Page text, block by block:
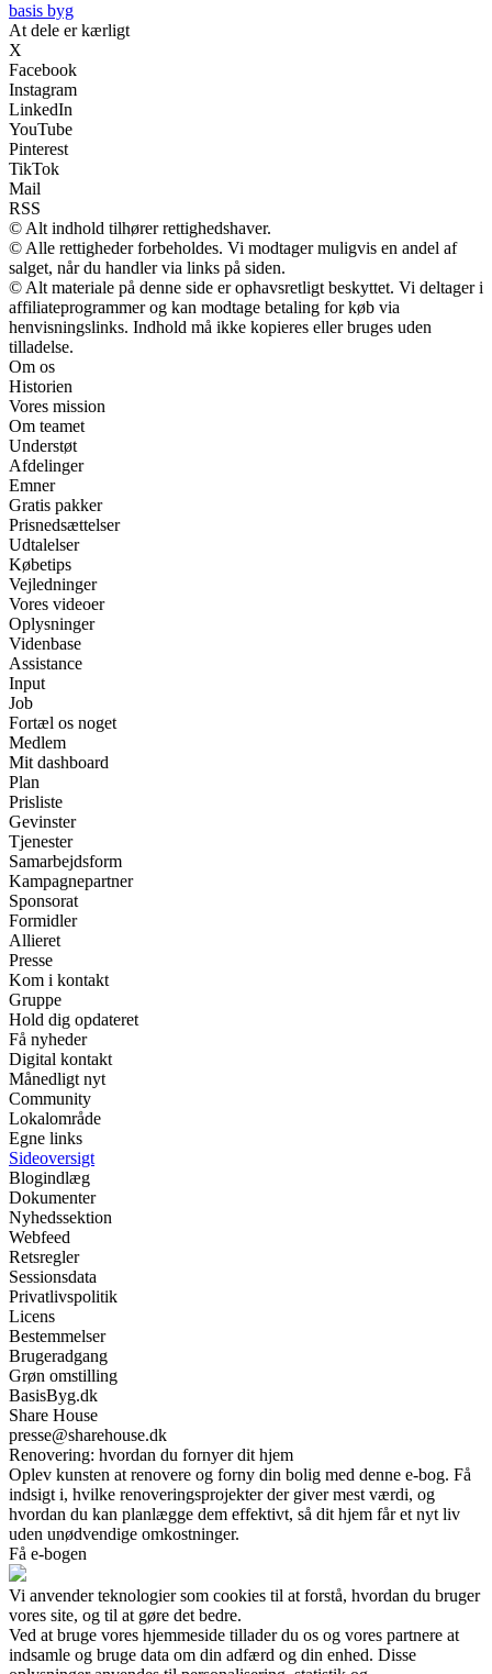
basis byg
At dele er kærligt
X
Facebook
Instagram
LinkedIn
YouTube
Pinterest
TikTok
Mail
RSS
© Alt indhold tilhører rettighedshaver.
© Alle rettigheder forbeholdes. Vi modtager muligvis en andel af
salget, når du handler via links på siden.
© Alt materiale på denne side er ophavsretligt beskyttet. Vi deltager i
affiliateprogrammer og kan modtage betaling for køb via
henvisningslinks. Indhold må ikke kopieres eller bruges uden
tilladelse.
Om os
Historien
Vores mission
Om teamet
Understøt
Afdelinger
Emner
Gratis pakker
Prisnedsættelser
Udtalelser
Købetips
Vejledninger
Vores videoer
Oplysninger
Videnbase
Assistance
Input
Job
Fortæl os noget
Medlem
Mit dashboard
Plan
Prisliste
Gevinster
Tjenester
Samarbejdsform
Kampagnepartner
Sponsorat
Formidler
Allieret
Presse
Kom i kontakt
Gruppe
Hold dig opdateret
Få nyheder
Digital kontakt
Månedligt nyt
Community
Lokalområde
Egne links
Sideoversigt
Blogindlæg
Dokumenter
Nyhedssektion
Webfeed
Retsregler
Sessionsdata
Privatlivspolitik
Licens
Bestemmelser
Brugeradgang
Grøn omstilling
BasisByg.dk
Share House
presse@sharehouse.dk
Renovering: hvordan du fornyer dit hjem
Oplev kunsten at renovere og forny din bolig med denne e-bog. Få
indsigt i, hvilke renoveringsprojekter der giver mest værdi, og
hvordan du kan planlægge dem effektivt, så dit hjem får et nyt liv
uden unødvendige omkostninger.
Få e-bogen
Vi anvender teknologier som cookies til at forstå, hvordan du bruger
vores site, og til at gøre det bedre.
Ved at bruge vores hjemmeside tillader du os og vores partnere at
indsamle og bruge data om din adfærd og din enhed. Disse